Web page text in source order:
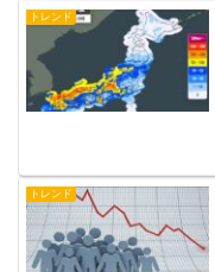
トレンド
トレンド